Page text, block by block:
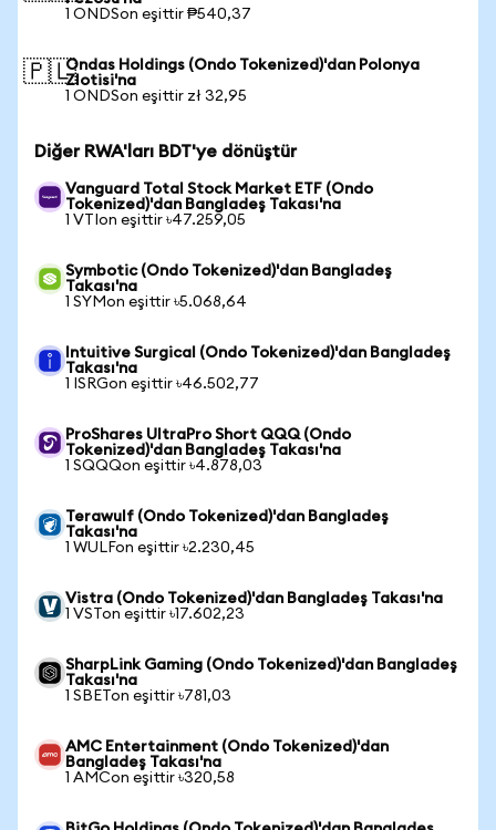
1 ONDSon eşittir ₱540,37
🇵🇱Ondas Holdings (Ondo Tokenized)'dan Polonya
Zlotisi'na
1 ONDSon eşittir zł 32,95
Diğer RWA'ları BDT'ye dönüştür
Vanguard Total Stock Market ETF (Ondo
Tokenized)'dan Bangladeş Takası'na
1 VTIon eşittir ৳47.259,05
Symbotic (Ondo Tokenized)'dan Bangladeş
Takası'na
1 SYMon eşittir ৳5.068,64
Intuitive Surgical (Ondo Tokenized)'dan Bangladeş
Takası'na
1 ISRGon eşittir ৳46.502,77
ProShares UltraPro Short QQQ (Ondo
Tokenized)'dan Bangladeş Takası'na
1 SQQQon eşittir ৳4.878,03
Terawulf (Ondo Tokenized)'dan Bangladeş
Takası'na
1 WULFon eşittir ৳2.230,45
Vistra (Ondo Tokenized)'dan Bangladeş Takası'na
1 VSTon eşittir ৳17.602,23
SharpLink Gaming (Ondo Tokenized)'dan Bangladeş
Takası'na
1 SBETon eşittir ৳781,03
AMC Entertainment (Ondo Tokenized)'dan
Bangladeş Takası'na
1 AMCon eşittir ৳320,58